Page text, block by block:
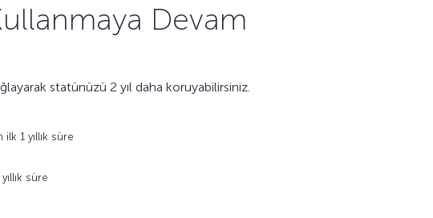
Devam
statünüzü 2 yıl daha koruyabilirsiniz.
1 yıllık süre
süre